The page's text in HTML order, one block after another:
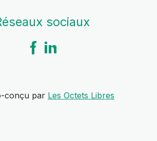
sociaux
conçu par Les Octets Libres